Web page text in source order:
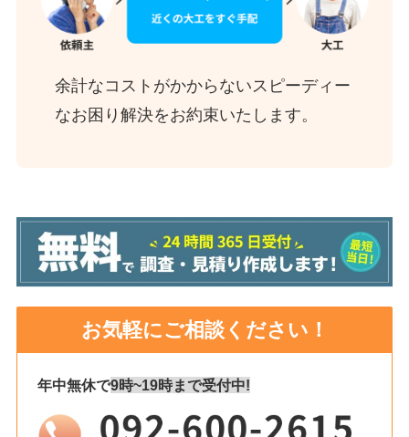
余計なコストがかからないスピーディー
なお困り解決をお約束いたします。
お気軽にご相談ください！
年中無休で9時~19時まで受付中!